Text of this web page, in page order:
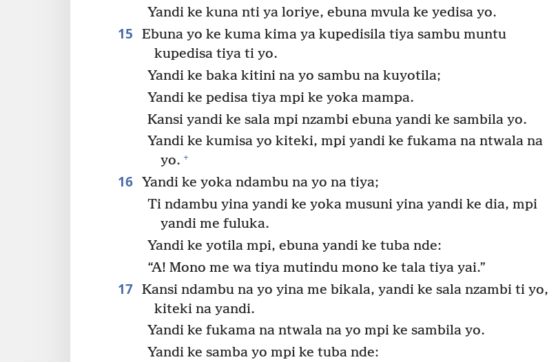
Yandi ke kuna nti ya loriye, ebuna mvula ke yedisa yo.
15
Ebuna yo ke kuma kima ya kupedisila tiya sambu muntu
kupedisa tiya ti yo.
Yandi ke baka kitini na yo sambu na kuyotila;
Yandi ke pedisa tiya mpi ke yoka mampa.
Kansi yandi ke sala mpi nzambi ebuna yandi ke sambila yo.
Yandi ke kumisa yo kiteki, mpi yandi ke fukama na ntwala na
yo. +
16 Yandi ke yoka ndambu na yo na tiya;
Ti ndambu yina yandi ke yoka musuni yina yandi ke dia, mpi
yandi me fuluka.
Yandi ke yotila mpi, ebuna yandi ke tuba nde:
“A! Mono me wa tiya mutindu mono ke tala tiya yai.”
17 Kansi ndambu na yo yina me bikala, yandi ke sala nzambi ti yo,
kiteki na yandi.
Yandi ke fukama na ntwala na yo mpi ke sambila yo.
Yandi ke samba yo mpi ke tuba nde: